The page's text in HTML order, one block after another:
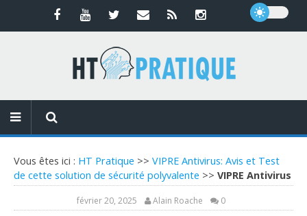
Vous êtes ici : HT Pratique >> VIPRE Antivirus: Avis et Test
de cette solution de sécurité polyvalente >> VIPRE Antivirus
février 20, 2025 Alain Roache 0